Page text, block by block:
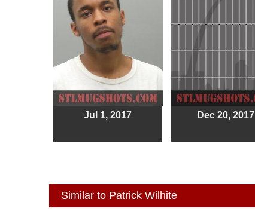
Jul 1, 2017 Dec 20, 2017
Similar to Patrick Wilhite